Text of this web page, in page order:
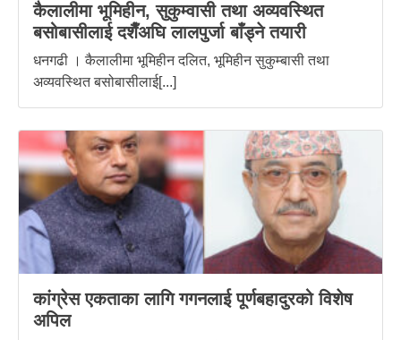
कैलालीमा भूमिहीन, सुकुम्वासी तथा अव्यवस्थित
बसोबासीलाई दशैँअघि लालपुर्जा बाँड्ने तयारी
धनगढी । कैलालीमा भूमिहीन दलित, भूमिहीन सुकुम्बासी तथा
अव्यवस्थित बसोबासीलाई[...]
कांग्रेस एकताका लागि गगनलाई पूर्णबहादुरको विशेष
अपिल